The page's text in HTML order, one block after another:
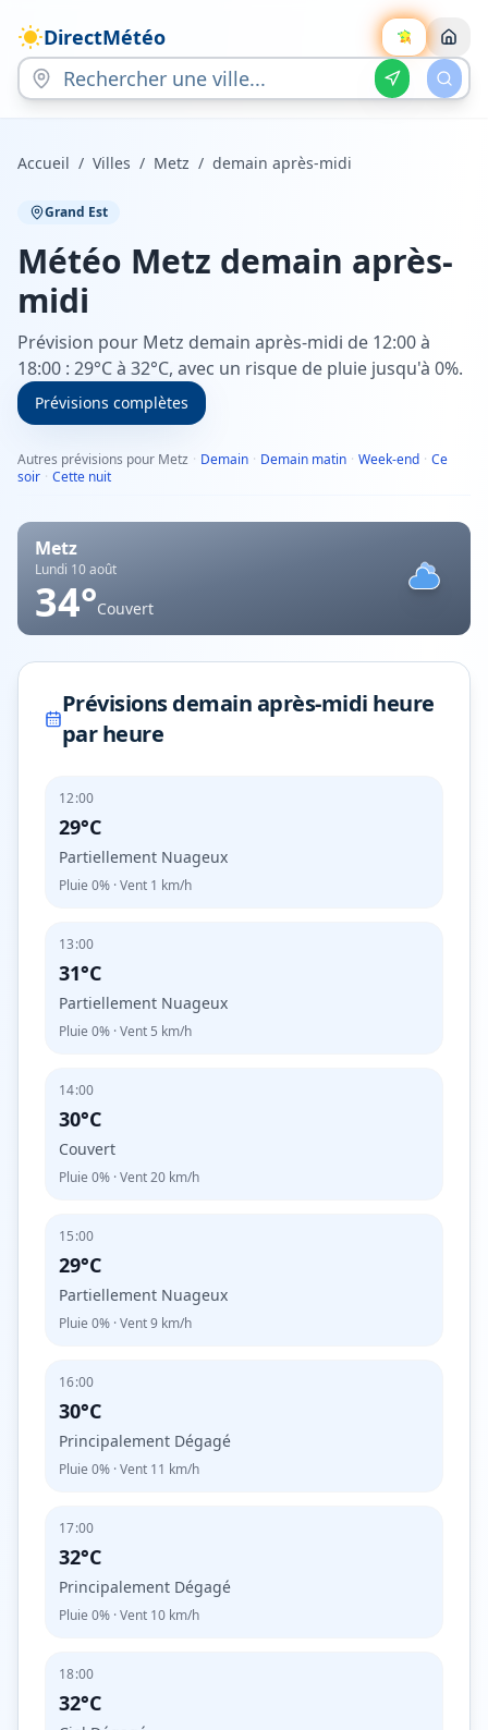
DirectMétéo
Accueil / Villes / Metz / demain après-midi
Grand Est
Météo Metz demain après-
midi
Prévision pour Metz demain après-midi de 12:00 à
18:00 : 29°C à 32°C, avec un risque de pluie jusqu'à 0%.
Prévisions complètes
Autres prévisions pour Metz · Demain · Demain matin · Week-end · Ce
soir · Cette nuit
Metz
Lundi 10 août
34°Couvert
Prévisions demain après-midi heure
par heure
12:00
29°C
Partiellement Nuageux
Pluie 0% · Vent 1 km/h
13:00
31°C
Partiellement Nuageux
Pluie 0% · Vent 5 km/h
14:00
30°C
Couvert
Pluie 0% · Vent20 km/h
15:00
29°C
Partiellement Nuageux
Pluie 0% · Vent9 km/h
16:00
30°C
Principalement Dégagé
Pluie 0% · Vent 11 km/h
17:00
32°C
Principalement Dégagé
Pluie 0% · Vent 10 km/h
18:00
32°C